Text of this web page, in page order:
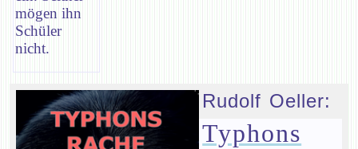
mögen ihn
Schüler
nicht.
Rudolf Oeller:
Typhons